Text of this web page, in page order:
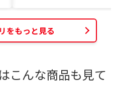
をもっと見る
こんな商品も見て